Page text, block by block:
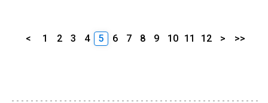
< 1 2 3 4 5 6 7 8 9 10 11 12 > >>